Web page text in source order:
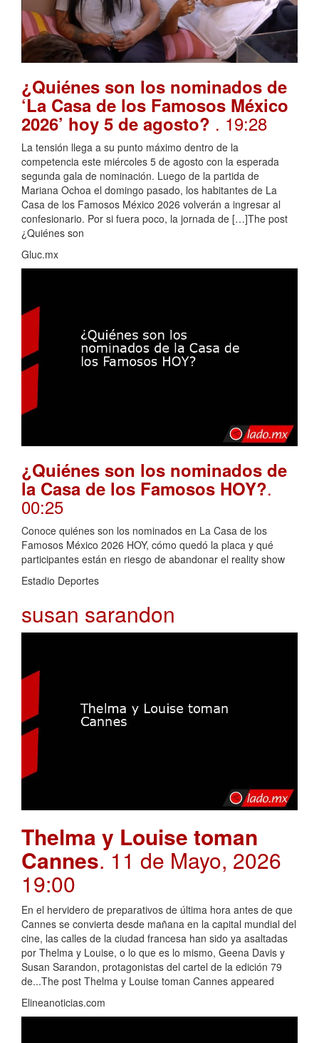
¿Quiénes son los nominados de
‘La Casa de los Famosos México
2026’ hoy 5 de agosto? . 19:28
La tensión llega a su punto máximo dentro de la
competencia este miércoles 5 de agosto con la esperada
segunda gala de nominación. Luego de la partida de
Mariana Ochoa el domingo pasado, los habitantes de La
Casa de los Famosos México 2026 volverán a ingresar al
confesionario. Por si fuera poco, la jornada de […]The post
¿Quiénes son
Gluc.mx
¿Quiénes son los nominados de
la Casa de los Famosos HOY?.
00:25
Conoce quiénes son los nominados en La Casa de los
Famosos México 2026 HOY, cómo quedó la placa y qué
participantes están en riesgo de abandonar el reality show
Estadio Deportes
susan sarandon
Thelma y Louise toman
Cannes. 11 de Mayo, 2026
19:00
En el hervidero de preparativos de última hora antes de que
Cannes se convierta desde mañana en la capital mundial del
cine, las calles de la ciudad francesa han sido ya asaltadas
por Thelma y Louise, o lo que es lo mismo, Geena Davis y
Susan Sarandon, protagonistas del cartel de la edición 79
de...The post Thelma y Louise toman Cannes appeared
Elineanoticias.com